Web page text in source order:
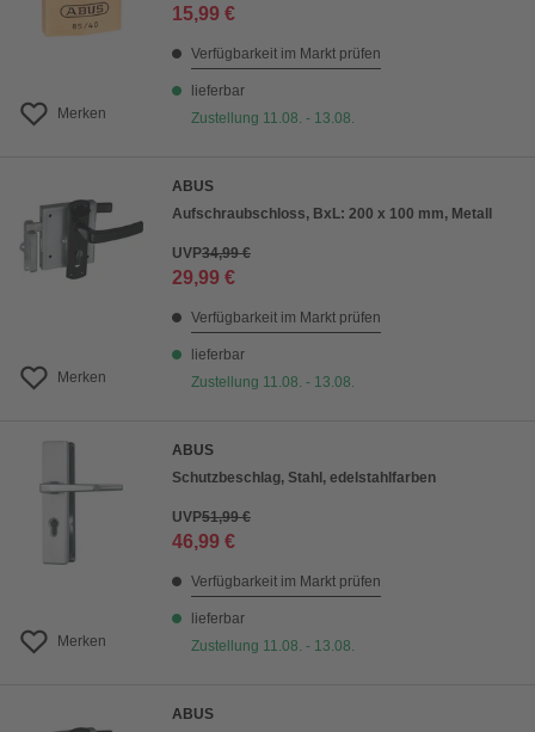
Merken
15,99 €
Verfügbarkeit im Markt prüfen
lieferbar
Zustellung 11.08. - 13.08.
Merken
ABUS
Aufschraubschloss, BxL: 200 x 100 mm, Metall
UVP34,99 €
29,99 €
Verfügbarkeit im Markt prüfen
lieferbar
Zustellung 11.08. - 13.08.
Merken
ABUS
Schutzbeschlag, Stahl, edelstahlfarben
UVP51,99 €
46,99 €
Verfügbarkeit im Markt prüfen
lieferbar
Zustellung 11.08. - 13.08.
ABUS